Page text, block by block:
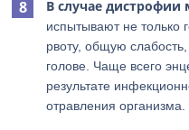
В случае дистрофии
испытывают не только
рвоту, общую
голове. Чаще всего
результате
отравления организма.